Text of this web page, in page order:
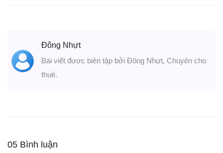
Đông Nhựt
Bài viết được biên tập bởi Đông Nhựt, Chuyên cho
thuê.
05 Bình luận